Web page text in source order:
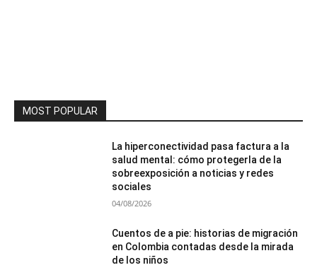
MOST POPULAR
La hiperconectividad pasa factura a la
salud mental: cómo protegerla de la
sobreexposición a noticias y redes
sociales
04/08/2026
Cuentos de a pie: historias de migración
en Colombia contadas desde la mirada
de los niños